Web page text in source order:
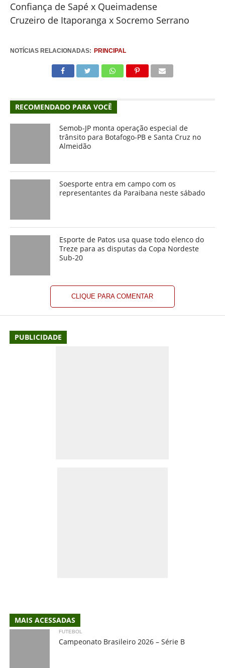
Confiança de Sapé x Queimadense
Cruzeiro de Itaporanga x Socremo Serrano
NOTÍCIAS RELACIONADAS: PRINCIPAL
RECOMENDADO PARA VOCÊ
Semob-JP monta operação especial de
trânsito para Botafogo-PB e Santa Cruz no
Almeidão
Soesporte entra em campo com os
representantes da Paraibana neste sábado
Esporte de Patos usa quase todo elenco do
Treze para as disputas da Copa Nordeste
Sub-20
CLIQUE PARA COMENTAR
PUBLICIDADE
MAIS ACESSADAS
FUTEBOL
Campeonato Brasileiro 2026 – Série B